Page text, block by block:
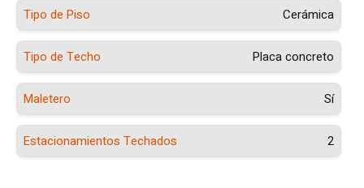
Tipo de Piso Cerámica
Tipo de Techo Placa concreto
Maletero Sí
Estacionamientos Techados 2